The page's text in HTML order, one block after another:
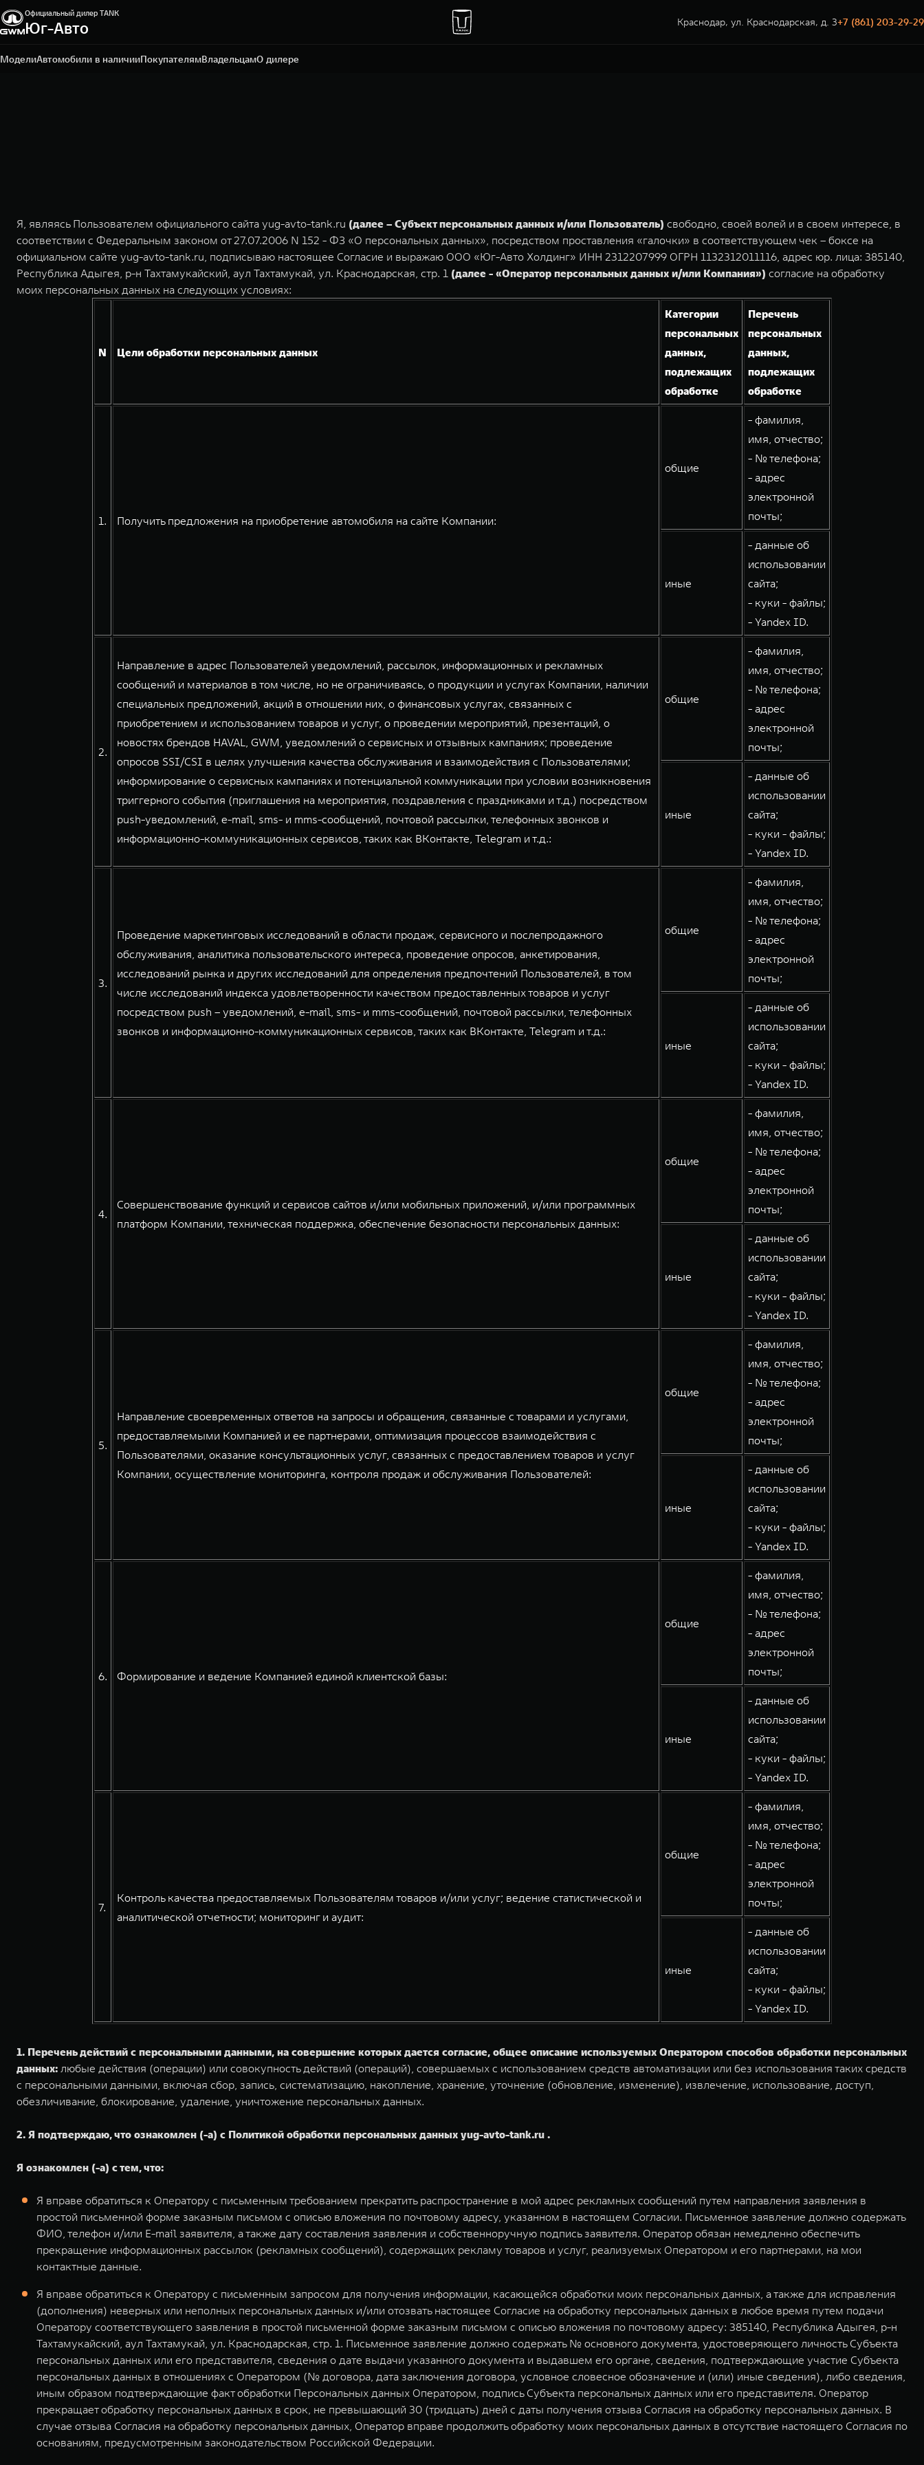
Официальный дилер TANK
Юг-Авто Краснодар, ул. Краснодарская, д. 3+7 (861) 203-29-29
МоделиАвтомобили в наличииПокупателямВладельцамО дилере
Краснодар, ул. Краснодарская, д. 3
+7 (861) 203-29-29
Я, являясь Пользователем официального сайта yug-avto-tank.ru (далее – Субъект персональных данных и/или Пользователь) свободно, своей волей и в своем интересе, в
соответствии с Федеральным законом от 27.07.2006 N 152 - ФЗ «О персональных данных», посредством проставления «галочки» в соответствующем чек – боксе на
официальном сайте yug-avto-tank.ru, подписываю настоящее Согласие и выражаю ООО «Юг-Авто Холдинг» ИНН 2312207999 ОГРН 1132312011116, адрес юр. лица: 385140,
Республика Адыгея, р-н Тахтамукайский, аул Тахтамукай, ул. Краснодарская, стр. 1 (далее - «Оператор персональных данных и/или Компания») согласие на обработку
моих персональных данных на следующих условиях:
N Цели обработки персональных данных
Категории
персональных
данных,
подлежащих
обработке
Перечень
персональных
данных,
подлежащих
обработке
1. Получить предложения на приобретение автомобиля на сайте Компании:
общие
- фамилия,
имя, отчество;
- № телефона;
- адрес
электронной
почты;
иные
- данные об
использовании
сайта;
- куки - файлы;
- Yandex ID.
2.
Направление в адрес Пользователей уведомлений, рассылок, информационных и рекламных
сообщений и материалов в том числе, но не ограничиваясь, о продукции и услугах Компании, наличии
специальных предложений, акций в отношении них, о финансовых услугах, связанных с
приобретением и использованием товаров и услуг, о проведении мероприятий, презентаций, о
новостях брендов HAVAL, GWM, уведомлений о сервисных и отзывных кампаниях; проведение
опросов SSI/CSI в целях улучшения качества обслуживания и взаимодействия с Пользователями;
информирование о сервисных кампаниях и потенциальной коммуникации при условии возникновения
триггерного события (приглашения на мероприятия, поздравления с праздниками и т.д.) посредством
push-уведомлений, e-mail, sms- и mms-сообщений, почтовой рассылки, телефонных звонков и
информационно-коммуникационных сервисов, таких как ВКонтакте, Telegram и т.д.:
общие
- фамилия,
имя, отчество;
- № телефона;
- адрес
электронной
почты;
иные
- данные об
использовании
сайта;
- куки - файлы;
- Yandex ID.
3.
Проведение маркетинговых исследований в области продаж, сервисного и послепродажного
обслуживания, аналитика пользовательского интереса, проведение опросов, анкетирования,
исследований рынка и других исследований для определения предпочтений Пользователей, в том
числе исследований индекса удовлетворенности качеством предоставленных товаров и услуг
посредством push – уведомлений, e-mail, sms- и mms-сообщений, почтовой рассылки, телефонных
звонков и информационно-коммуникационных сервисов, таких как ВКонтакте, Telegram и т.д.:
общие
- фамилия,
имя, отчество;
- № телефона;
- адрес
электронной
почты;
иные
- данные об
использовании
сайта;
- куки - файлы;
- Yandex ID.
4.
Совершенствование функций и сервисов сайтов и/или мобильных приложений, и/или программных
платформ Компании, техническая поддержка, обеспечение безопасности персональных данных:
общие
- фамилия,
имя, отчество;
- № телефона;
- адрес
электронной
почты;
иные
- данные об
использовании
сайта;
- куки - файлы;
- Yandex ID.
5.
Направление своевременных ответов на запросы и обращения, связанные с товарами и услугами,
предоставляемыми Компанией и ее партнерами, оптимизация процессов взаимодействия с
Пользователями, оказание консультационных услуг, связанных с предоставлением товаров и услуг
Компании, осуществление мониторинга, контроля продаж и обслуживания Пользователей:
общие
- фамилия,
имя, отчество;
- № телефона;
- адрес
электронной
почты;
иные
- данные об
использовании
сайта;
- куки - файлы;
- Yandex ID.
6. Формирование и ведение Компанией единой клиентской базы:
общие
- фамилия,
имя, отчество;
- № телефона;
- адрес
электронной
почты;
иные
- данные об
использовании
сайта;
- куки - файлы;
- Yandex ID.
7.
Контроль качества предоставляемых Пользователям товаров и/или услуг; ведение статистической и
аналитической отчетности; мониторинг и аудит:
общие
- фамилия,
имя, отчество;
- № телефона;
- адрес
электронной
почты;
иные
- данные об
использовании
сайта;
- куки - файлы;
- Yandex ID.
1. Перечень действий с персональными данными, на совершение которых дается согласие, общее описание используемых Оператором способов обработки персональных
данных: любые действия (операции) или совокупность действий (операций), совершаемых с использованием средств автоматизации или без использования таких средств
с персональными данными, включая сбор, запись, систематизацию, накопление, хранение, уточнение (обновление, изменение), извлечение, использование, доступ,
обезличивание, блокирование, удаление, уничтожение персональных данных.
2. Я подтверждаю, что ознакомлен (-а) с Политикой обработки персональных данных yug-avto-tank.ru .
Я ознакомлен (-а) с тем, что:
Я вправе обратиться к Оператору с письменным требованием прекратить распространение в мой адрес рекламных сообщений путем направления заявления в
простой письменной форме заказным письмом с описью вложения по почтовому адресу, указанном в настоящем Согласии. Письменное заявление должно содержать
ФИО, телефон и/или E-mail заявителя, а также дату составления заявления и собственноручную подпись заявителя. Оператор обязан немедленно обеспечить
прекращение информационных рассылок (рекламных сообщений), содержащих рекламу товаров и услуг, реализуемых Оператором и его партнерами, на мои
контактные данные.
Я вправе обратиться к Оператору с письменным запросом для получения информации, касающейся обработки моих персональных данных, а также для исправления
(дополнения) неверных или неполных персональных данных и/или отозвать настоящее Согласие на обработку персональных данных в любое время путем подачи
Оператору соответствующего заявления в простой письменной форме заказным письмом с описью вложения по почтовому адресу: 385140, Республика Адыгея, р-н
Тахтамукайский, аул Тахтамукай, ул. Краснодарская, стр. 1. Письменное заявление должно содержать № основного документа, удостоверяющего личность Субъекта
персональных данных или его представителя, сведения о дате выдачи указанного документа и выдавшем его органе, сведения, подтверждающие участие Субъекта
персональных данных в отношениях с Оператором (№ договора, дата заключения договора, условное словесное обозначение и (или) иные сведения), либо сведения,
иным образом подтверждающие факт обработки Персональных данных Оператором, подпись Субъекта персональных данных или его представителя. Оператор
прекращает обработку персональных данных в срок, не превышающий 30 (тридцать) дней с даты получения отзыва Согласия на обработку персональных данных. В
случае отзыва Согласия на обработку персональных данных, Оператор вправе продолжить обработку моих персональных данных в отсутствие настоящего Согласия по
основаниям, предусмотренным законодательством Российской Федерации.